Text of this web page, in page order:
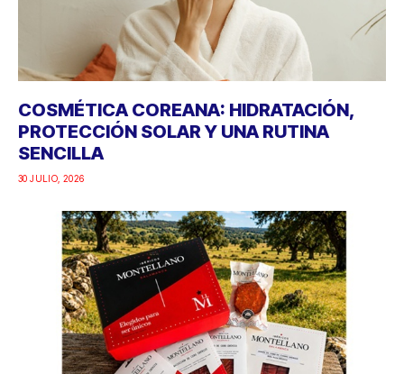
COSMÉTICA COREANA: HIDRATACIÓN,
PROTECCIÓN SOLAR Y UNA RUTINA
SENCILLA
30 JULIO, 2026